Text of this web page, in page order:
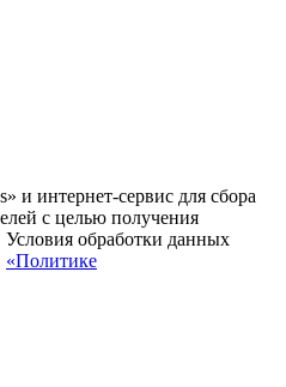
и интернет-сервис для сбора
с целью получения
обработки данных
«Политике